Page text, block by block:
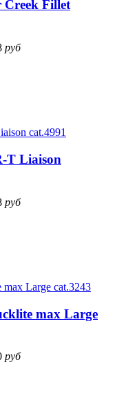
Fillet
руб
T Liaison
руб
max Large
руб